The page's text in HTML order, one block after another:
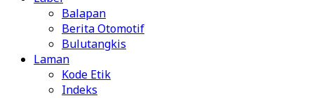
Balapan
Berita Otomotif
Bulutangkis
Laman
Kode Etik
Indeks